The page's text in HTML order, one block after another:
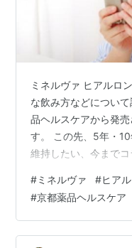
ミネルヴァ ヒアルロ
な飲み方などについ
品ヘルスケアから発
す。 この先、5年・
維持したい、今まで
【ミネルヴァヒアル
アルロン酸＆プラセ
方々の口コミ、効果
を考えている方の参
#ミネルヴァ #ヒア
#京都薬品ヘルスケア